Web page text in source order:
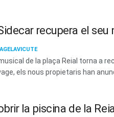
recupera el seu
de la plaça Reial torna a
els nous propietaris han
la piscina de la